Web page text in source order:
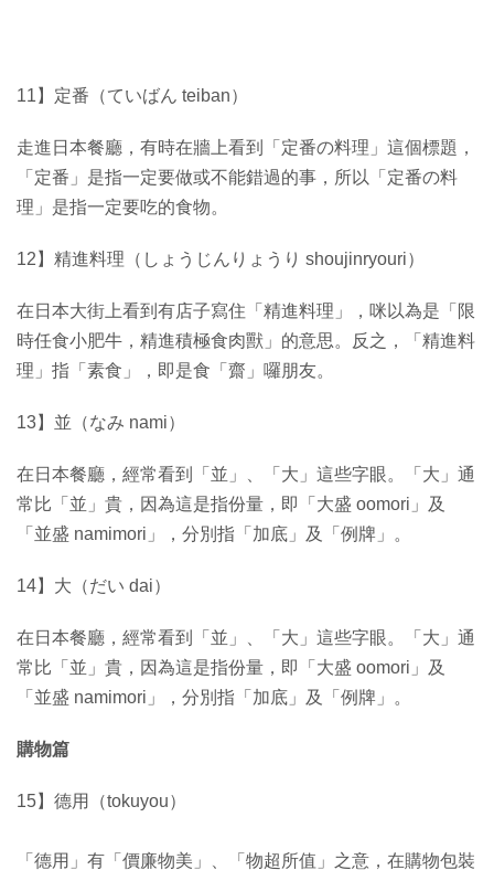
11】定番（ていばん teiban）
走進日本餐廳，有時在牆上看到「定番の料理」這個標題，
「定番」是指一定要做或不能錯過的事，所以「定番の料
理」是指一定要吃的食物。
12】精進料理（しょうじんりょうり shoujinryouri）
在日本大街上看到有店子寫住「精進料理」，咪以為是「限
時任食小肥牛，精進積極食肉獸」的意思。反之，「精進料
理」指「素食」，即是食「齋」囉朋友。
13】並（なみ nami）
在日本餐廳，經常看到「並」、「大」這些字眼。「大」通
常比「並」貴，因為這是指份量，即「大盛 oomori」及
「並盛 namimori」，分別指「加底」及「例牌」。
14】大（だい dai）
在日本餐廳，經常看到「並」、「大」這些字眼。「大」通
常比「並」貴，因為這是指份量，即「大盛 oomori」及
「並盛 namimori」，分別指「加底」及「例牌」。
購物篇
15】德用（tokuyou）
「德用」有「價廉物美」、「物超所值」之意，在購物包裝